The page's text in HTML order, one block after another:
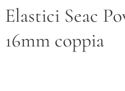
Elastici Seac
16mm coppia